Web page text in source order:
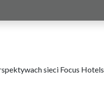
sieci Focus Hotels